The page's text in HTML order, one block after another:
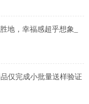
地，幸福感超乎想象_
仅完成小批量送样验证